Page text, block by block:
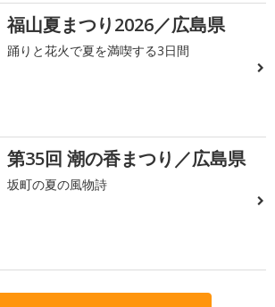
福山夏まつり2026／広島県
踊りと花火で夏を満喫する3日間
第35回 潮の香まつり／広島県
坂町の夏の風物詩